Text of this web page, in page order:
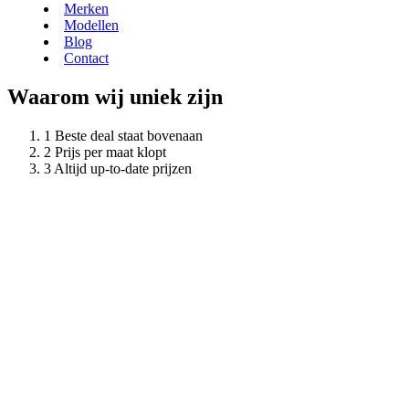
Merken
Modellen
Blog
Contact
Waarom wij uniek zijn
Beste deal staat bovenaan
Prijs per maat klopt
Altijd up-to-date prijzen